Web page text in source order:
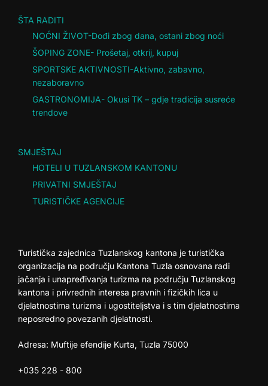
ŠTA RADITI
NOĆNI ŽIVOT-Dođi zbog dana, ostani zbog noći
ŠOPING ZONE- Prošetaj, otkrij, kupuj
SPORTSKE AKTIVNOSTI-Aktivno, zabavno,
nezaboravno
GASTRONOMIJA- Okusi TK – gdje tradicija susreće
trendove
SMJEŠTAJ
HOTELI U TUZLANSKOM KANTONU
PRIVATNI SMJEŠTAJ
TURISTIČKE AGENCIJE
Turistička zajednica Tuzlanskog kantona je turistička
organizacija na području Kantona Tuzla osnovana radi
jačanja i unapređivanja turizma na području Tuzlanskog
kantona i privrednih interesa pravnih i fizičkih lica u
djelatnostima turizma i ugostiteljstva i s tim djelatnostima
neposredno povezanih djelatnosti.
Adresa: Muftije efendije Kurta, Tuzla 75000
+035 228 - 800